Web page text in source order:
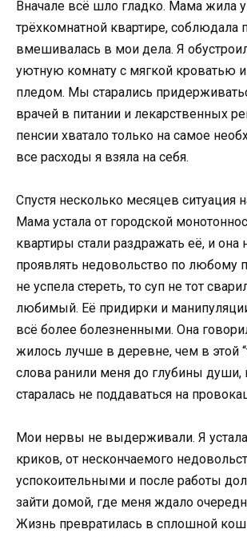
Вначале всё шло гладко. Мама жила
трёхкомнатной квартире, соблюдала
вмешивалась в мои дела. Я
уютную комнату с мягкой кроватью
пледом. Мы старались
врачей в питании и лекарственных
пенсии хватало только на самое
все расходы я взяла на себя.
Спустя несколько месяцев ситуация
Мама устала от городской
квартиры стали раздражать её, и она
проявлять недовольство по любому
не успела стереть, то суп не тот
любимый. Её придирки и
всё более болезненными. Она
жилось лучше в деревне, чем в этой
слова ранили меня до глубины души,
старалась не поддаваться на
Мои нервы не выдерживали. Я
криков, от нескончаемого
успокоительными и после работы
зайти домой, где меня ждало
Жизнь превратилась в сплошной